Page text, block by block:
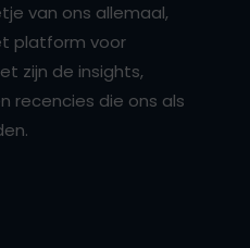
van ons allemaal,
platform voor
zijn de insights,
recencies die ons als